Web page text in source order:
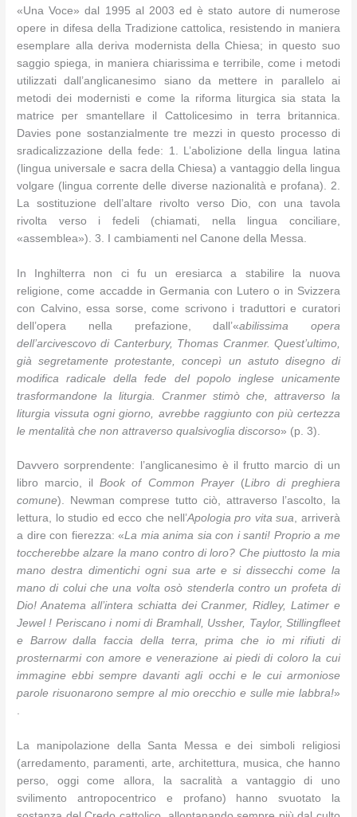
«Una Voce» dal 1995 al 2003 ed è stato autore di numerose
opere in difesa della Tradizione cattolica, resistendo in maniera
esemplare alla deriva modernista della Chiesa; in questo suo
saggio spiega, in maniera chiarissima e terribile, come i metodi
utilizzati dall’anglicanesimo siano da mettere in parallelo ai
metodi dei modernisti e come la riforma liturgica sia stata la
matrice per smantellare il Cattolicesimo in terra britannica.
Davies pone sostanzialmente tre mezzi in questo processo di
sradicalizzazione della fede: 1. L’abolizione della lingua latina
(lingua universale e sacra della Chiesa) a vantaggio della lingua
volgare (lingua corrente delle diverse nazionalità e profana). 2.
La sostituzione dell’altare rivolto verso Dio, con una tavola
rivolta verso i fedeli (chiamati, nella lingua conciliare,
«assemblea»). 3. I cambiamenti nel Canone della Messa.
In Inghilterra non ci fu un eresiarca a stabilire la nuova
religione, come accadde in Germania con Lutero o in Svizzera
con Calvino, essa sorse, come scrivono i traduttori e curatori
dell’opera nella prefazione, dall’«abilissima opera
dell’arcivescovo di Canterbury, Thomas Cranmer. Quest’ultimo,
già segretamente protestante, concepì un astuto disegno di
modifica radicale della fede del popolo inglese unicamente
trasformandone la liturgia. Cranmer stimò che, attraverso la
liturgia vissuta ogni giorno, avrebbe raggiunto con più certezza
le mentalità che non attraverso qualsivoglia discorso» (p. 3).
Davvero sorprendente: l’anglicanesimo è il frutto marcio di un
libro marcio, ilBook of Common Prayer(Libro di preghiera
comune). Newman comprese tutto ciò, attraverso l’ascolto, la
lettura, lo studio ed ecco che nell’Apologia pro vita sua, arriverà
a dire con fierezza: «La mia anima sia con i santi! Proprio a me
toccherebbe alzare la mano contro di loro? Che piuttosto la mia
mano destra dimentichi ogni sua arte e si dissecchi come la
mano di colui che una volta osò stenderla contro un profeta di
Dio! Anatema all’intera schiatta dei Cranmer, Ridley, Latimer e
Jewel ! Periscano i nomi di Bramhall, Ussher, Taylor, Stillingfleet
e Barrow dalla faccia della terra, prima che io mi rifiuti di
prosternarmi con amore e venerazione ai piedi di coloro la cui
immagine ebbi sempre davanti agli occhi e le cui armoniose
parole risuonarono sempre al mio orecchio e sulle mie labbra!»
.
La manipolazione della Santa Messa e dei simboli religiosi
(arredamento, paramenti, arte, architettura, musica, che hanno
perso, oggi come allora, la sacralità a vantaggio di uno
svilimento antropocentrico e profano) hanno svuotato la